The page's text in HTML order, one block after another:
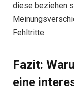
diese beziehen
Fehltritte.
Fazit:
eine